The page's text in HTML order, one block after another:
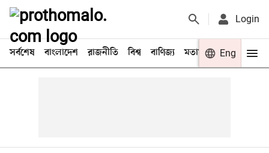
Login
সর্বশেষ বাংলাদেশ রাজনীতি বিশ্ব বাণিজ্য মতামত খেলা
Eng